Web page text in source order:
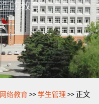
网络教育>>学生管理 >> 正文